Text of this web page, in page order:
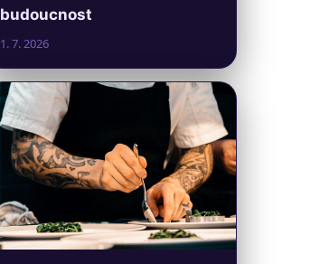
budoucnost
1. 7. 2026